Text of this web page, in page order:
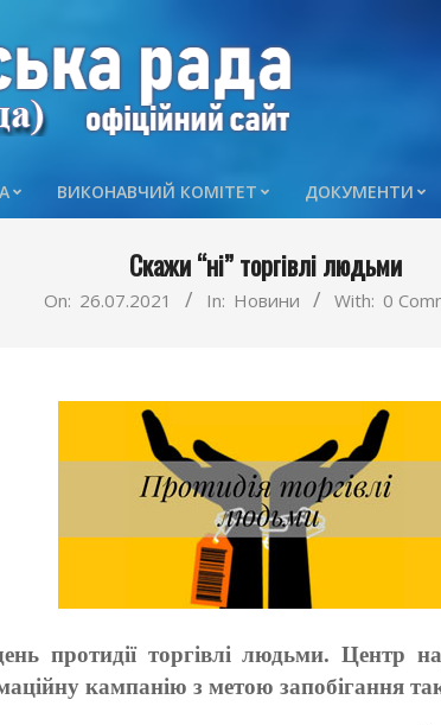
Primary
Menu
ВИКОНАВЧИЙ КОМІТЕТ ДОКУМЕНТИ
Скажи “ні” торгівлі людьми
On: 26.07.2021 In: Новини With: 0
протидії торгівлі людьми. Центр
кампанію з метою запобігання